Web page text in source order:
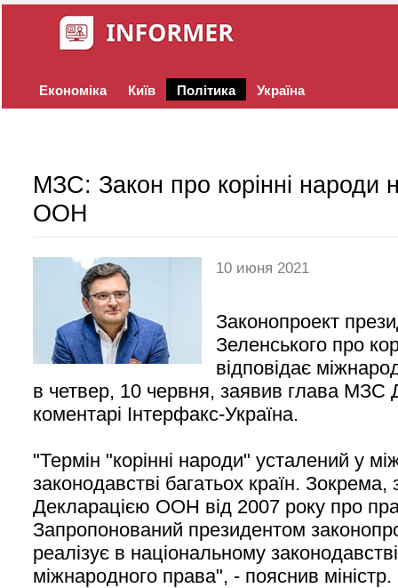
Економіка Київ Політика Україна
МЗС: Закон про корінні народи
ООН
10 июня 2021
Законопроект
Зеленського про
відповідає
в четвер, 10 червня, заявив глава МЗС
коментарі Інтерфакс-Україна.
"Термін "корінні народи" усталений у
законодавстві багатьох країн. Зокрема,
Декларацією ООН від 2007 року про
Запропонований президентом
реалізує в національному
міжнародного права", - пояснив міністр.